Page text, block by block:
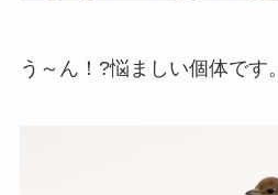
う～ん！?悩ましい個体です。